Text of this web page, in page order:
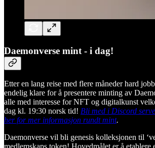
Daemonverse mint - i dag!
Etter en lang reise med flere måneder hard
endelig klare for å presentere minting av
alle med interesse for NFT og digitalkunst
dag kl. 19:30 norsk tid! Bli med i Discord
her for mer informasjon rundt mint.
Daemonverse vil bli genesis kolleksjonen til